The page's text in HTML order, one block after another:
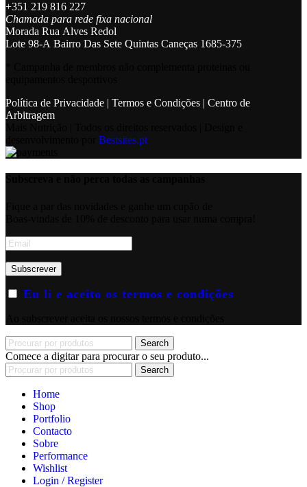
+351 219 816 227
Chamada para rede fixa nacional
Morada Rua Alves Redol
Lote 98-A Bairro Das Sete Quintas Caneças 1685-375
Política de Privacidade | Termos e Condições | Centro de
Arbitragem
Bestsites.pt
Eu li e aceito os termos e condições
Search
Comece a digitar para procurar o seu produto...
Search
Home
Shop
Portfolio
Contacto
Sobre
Performance
Wishlist
Login / Register